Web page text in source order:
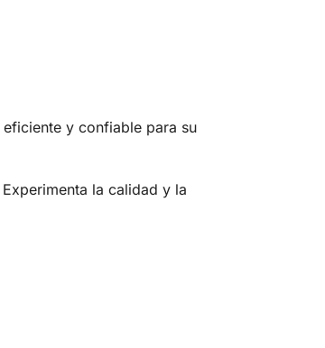
eficiente y confiable para su
la calidad y la